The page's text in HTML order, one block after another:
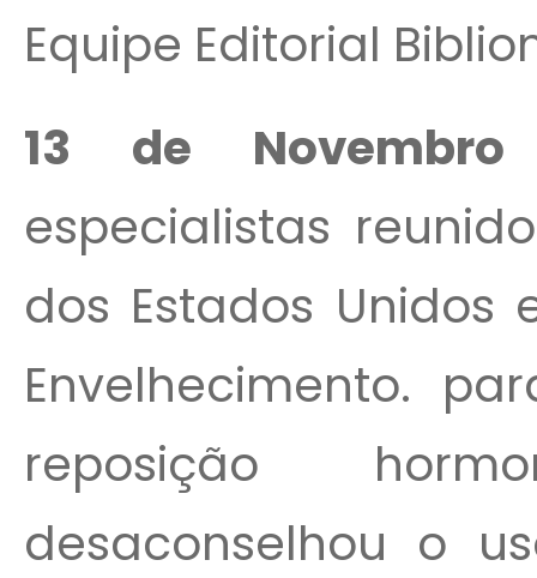
Equipe Editorial
13 de
especialistas
dos Estados
Envelhecimento.
reposição
desaconselhou o